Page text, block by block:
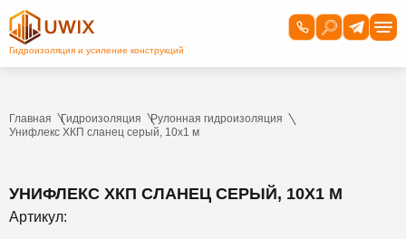
Главная Гидроизоляция
Рулонная гидроизоляция
Унифлекс ХКП сланец серый, 10х1 м
УНИФЛЕКС ХКП СЛАНЕЦ СЕРЫЙ, 10Х1 М
Артикул: